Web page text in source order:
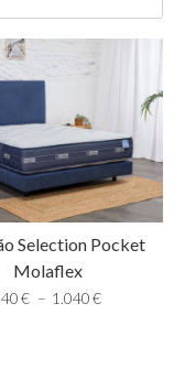
Selection Pocket
Molaflex
€ – 1.040 €